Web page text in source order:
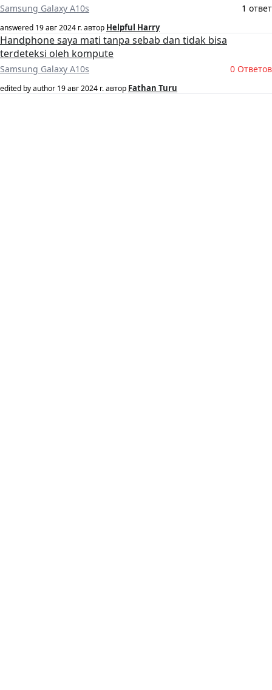
Samsung Galaxy A10s 1 ответ
answered 19 авг 2024 г.автор Helpful Harry
Handphone saya mati tanpa sebab dan tidak bisa
terdeteksi oleh kompute
Samsung Galaxy A10s 0 Ответов
edited by author 19 авг 2024 г.автор Fathan Turu